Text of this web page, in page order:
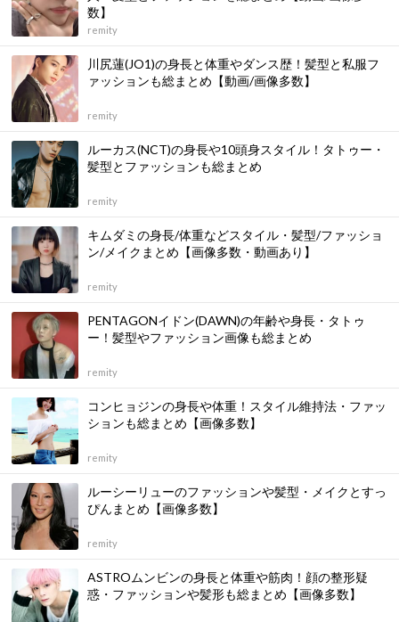
数】
remity
川尻蓮(JO1)の身長と体重やダンス歴！髪型と私服フ
ァッションも総まとめ【動画/画像多数】
remity
ルーカス(NCT)の身長や10頭身スタイル！タトゥー・
髪型とファッションも総まとめ
remity
キムダミの身長/体重などスタイル・髪型/ファッショ
ン/メイクまとめ【画像多数・動画あり】
remity
PENTAGONイドン(DAWN)の年齢や身長・タトゥ
ー！髪型やファッション画像も総まとめ
remity
コンヒョジンの身長や体重！スタイル維持法・ファッ
ションも総まとめ【画像多数】
remity
ルーシーリューのファッションや髪型・メイクとすっ
ぴんまとめ【画像多数】
remity
ASTROムンビンの身長と体重や筋肉！顔の整形疑
惑・ファッションや髪形も総まとめ【画像多数】